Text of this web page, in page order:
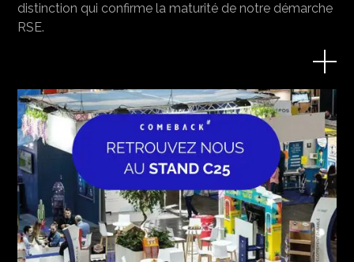
distinction qui confirme la maturité de notre démarche
RSE.